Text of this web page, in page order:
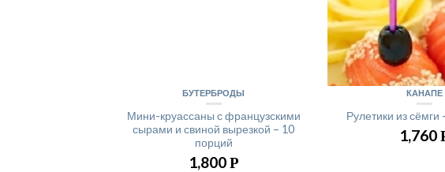
БУТЕРБРОДЫ
Мини-круассаны с французскими
сырами и свиной вырезкой – 10
порций
1,800Р
КАНАПЕ
Рулетики из сёмги
1,760